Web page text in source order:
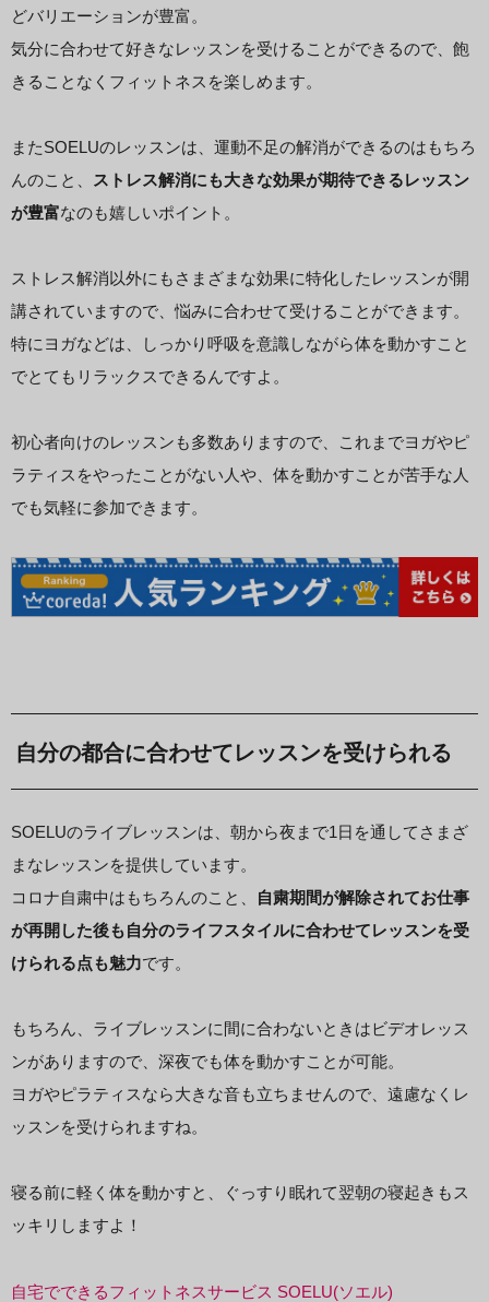
どバリエーションが豊富。
気分に合わせて好きなレッスンを受けることができるので、飽
きることなくフィットネスを楽しめます。
またSOELUのレッスンは、運動不足の解消ができるのはもちろ
んのこと、
ストレス解消にも大きな効果が期待できるレッスン
が豊富なのも嬉しいポイント。
ストレス解消以外にもさまざまな効果に特化したレッスンが開
講されていますので、悩みに合わせて受けることができます。
特にヨガなどは、しっかり呼吸を意識しながら体を動かすこと
でとてもリラックスできるんですよ。
初心者向けのレッスンも多数ありますので、これまでヨガやピ
ラティスをやったことがない人や、体を動かすことが苦手な人
でも気軽に参加できます。
自分の都合に合わせてレッスンを受けられる
SOELUのライブレッスンは、朝から夜まで1日を通してさまざ
まなレッスンを提供しています。
コロナ自粛中はもちろんのこと、
自粛期間が解除されてお仕事
が再開した後も自分のライフスタイルに合わせてレッスンを受
けられる点も魅力です。
もちろん、ライブレッスンに間に合わないときはビデオレッス
ンがありますので、深夜でも体を動かすことが可能。
ヨガやピラティスなら大きな音も立ちませんので、遠慮なくレ
ッスンを受けられますね。
寝る前に軽く体を動かすと、ぐっすり眠れて翌朝の寝起きもス
ッキリしますよ！
自宅でできるフィットネスサービス SOELU(ソエル)